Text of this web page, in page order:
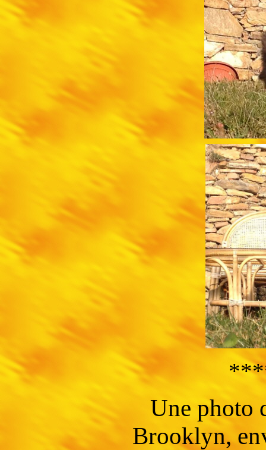
Une photo
Brooklyn,